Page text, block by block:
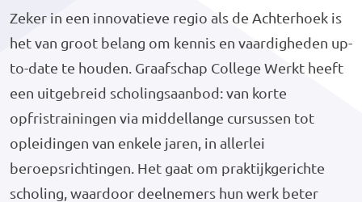
Zeker in een innovatieve regio als de Achterhoek is
het van groot belang om kennis en vaardigheden up-
to-date te houden. Graafschap College Werkt heeft
een uitgebreid scholingsaanbod: van korte
opfristrainingen via middellange cursussen tot
opleidingen van enkele jaren, in allerlei
beroepsrichtingen. Het gaat om praktijkgerichte
scholing, waardoor deelnemers hun werk beter